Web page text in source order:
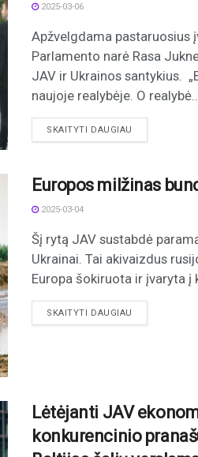
2025-03-06
Apžvelgdama pastaruosius
Parlamento narė Rasa
JAV ir Ukrainos santykius.
naujoje realybėje. O realybė...
SKAITYTI DAUGIAU
Europos milžinas
2025-03-04
Šį rytą JAV sustabdė
Ukrainai. Tai akivaizdus
Europa šokiruota ir įvaryta į
SKAITYTI DAUGIAU
Lėtėjanti JAV
konkurencinio